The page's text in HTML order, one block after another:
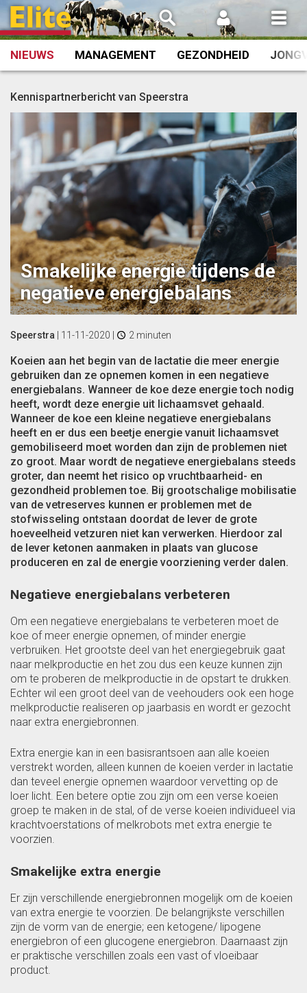
Spring
naar
inhoud
NIEUWS MANAGEMENT GEZONDHEID
Kennispartnerbericht van Speerstra
Smakelijke energie tijdens de
negatieve energiebalans
Speerstra 11-11-2020 2 minuten
Koeien aan het begin van de lactatie die meer energie
gebruiken dan ze opnemen komen in een negatieve
energiebalans. Wanneer de koe deze energie toch nodig
heeft, wordt deze energie uit lichaamsvet gehaald.
Wanneer de koe een kleine negatieve energiebalans
heeft en er dus een beetje energie vanuit lichaamsvet
gemobiliseerd moet worden dan zijn de problemen niet
zo groot. Maar wordt de negatieve energiebalans steeds
groter, dan neemt het risico op vruchtbaarheid- en
gezondheid problemen toe. Bij grootschalige mobilisatie
van de vetreserves kunnen er problemen met de
stofwisseling ontstaan doordat de lever de grote
hoeveelheid vetzuren niet kan verwerken. Hierdoor zal
de lever ketonen aanmaken in plaats van glucose
produceren en zal de energie voorziening verder dalen.
Negatieve energiebalans verbeteren
Om een negatieve energiebalans te verbeteren moet de
koe of meer energie opnemen, of minder energie
verbruiken. Het grootste deel van het energiegebruik gaat
naar melkproductie en het zou dus een keuze kunnen zijn
om te proberen de melkproductie in de opstart te drukken.
Echter wil een groot deel van de veehouders ook een hoge
melkproductie realiseren op jaarbasis en wordt er gezocht
naar extra energiebronnen.
Extra energie kan in een basisrantsoen aan alle koeien
verstrekt worden, alleen kunnen de koeien verder in lactatie
dan teveel energie opnemen waardoor vervetting op de
loer licht. Een betere optie zou zijn om een verse koeien
groep te maken in de stal, of de verse koeien individueel via
krachtvoerstations of melkrobots met extra energie te
voorzien.
Smakelijke extra energie
Er zijn verschillende energiebronnen mogelijk om de koeien
van extra energie te voorzien. De belangrijkste verschillen
zijn de vorm van de energie; een ketogene/ lipogene
energiebron of een glucogene energiebron. Daarnaast zijn
er praktische verschillen zoals een vast of vloeibaar
product.